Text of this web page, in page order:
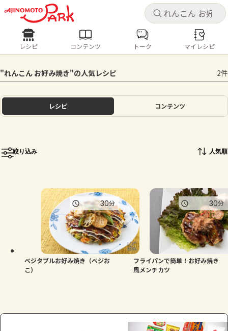
キャ
ログインするとレシピを保存できます
ログイン
ホーム
トーク
よくあるお問い合わせ
お買い物
キャ
レシピ コンテンツ
人気の食材・レシピ
きゅうり なす トマト とうもろこし
ピーマン
レシピ コンテンツ トーク マイレシピ
"れんこん お好み焼き"の人気レシピ 2件
レシピ コンテンツ
絞り込み 人気順
ベジタブルお好み焼き（ベジお
こ）
30分
フライパンで簡単！お好み焼き
風メンチカツ
30分